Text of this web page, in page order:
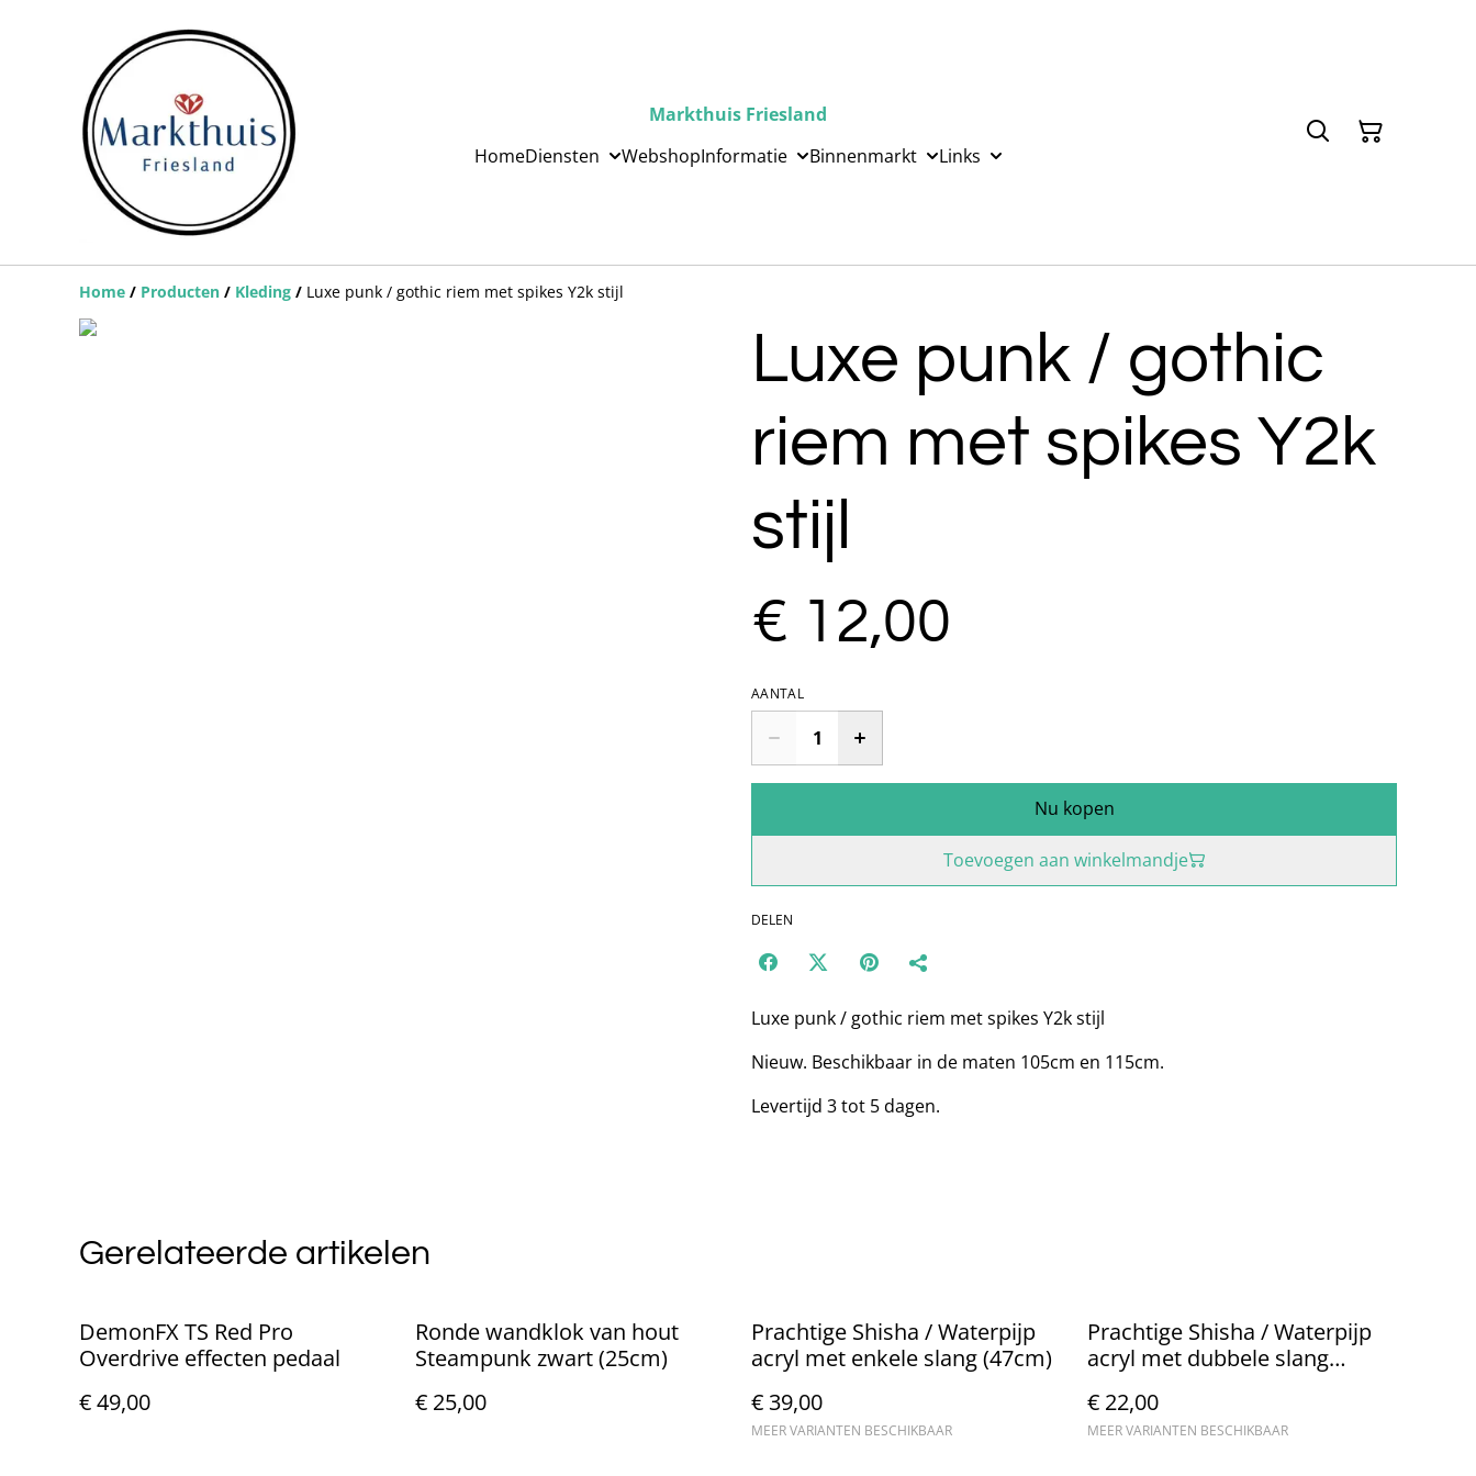
Markthuis Friesland
HomeDiensten WebshopInformatie Binnenmarkt Links
Home / Producten / Kleding / Luxe punk / gothic riem met spikes Y2k stijl
Luxe punk / gothic
riem met spikes Y2k
stijl
€ 12,00
AANTAL
Nu kopen
Toevoegen aan winkelmandje
DELEN
Luxe punk / gothic riem met spikes Y2k stijl
Nieuw. Beschikbaar in de maten 105cm en 115cm.
Levertijd 3 tot 5 dagen.
Gerelateerde artikelen
DemonFX TS Red Pro
Overdrive effecten pedaal
€ 49,00
Ronde wandklok van hout
Steampunk zwart (25cm)
€ 25,00
Prachtige Shisha / Waterpijp
acryl met enkele slang (47cm)
€ 39,00
MEER VARIANTEN BESCHIKBAAR
Prachtige Shisha / Waterpijp
acryl met dubbele slang
€ 22,00
MEER VARIANTEN BESCHIKBAAR